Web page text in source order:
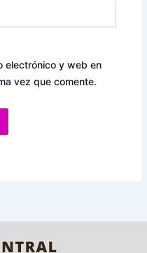
electrónico y web en
vez que comente.